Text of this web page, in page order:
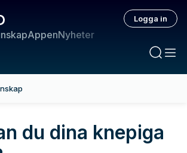
AppenNyheter
Logga in
du dina knepiga